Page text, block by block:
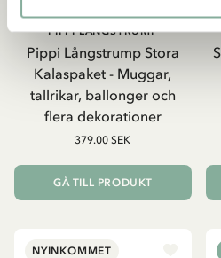
Pippi Långstrump Stora
Kalaspaket - Muggar,
tallrikar, ballonger och
flera dekorationer
PIPPI LÅNGSTRUMP
379.00 SEK
GÅ TILL PRODUKT
NYINKOMMET